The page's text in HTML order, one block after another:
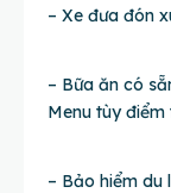
– Xe đưa đón
– Bữa ăn có
Menu tùy
– Bảo hiểm du